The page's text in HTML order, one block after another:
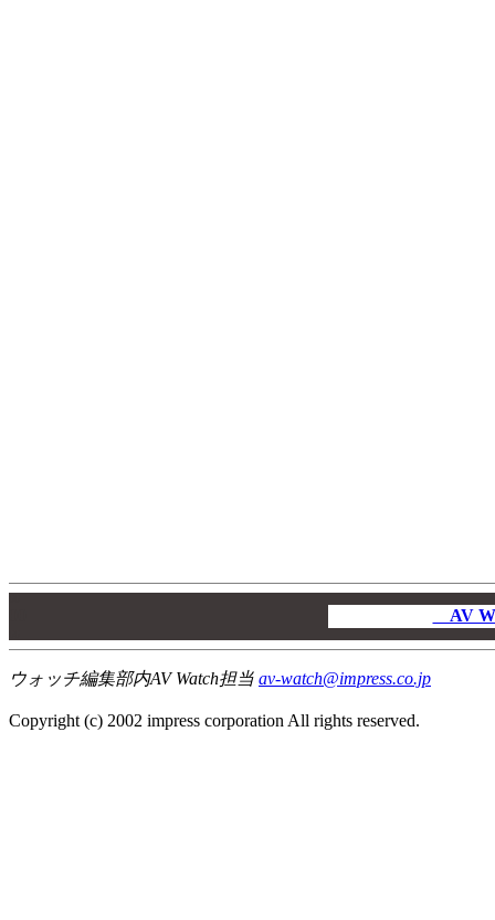
AV
ウォッチ編集部内AV Watch担当 av-watch@impress.co.jp
Copyright (c) 2002 impress corporation All rights reserved.